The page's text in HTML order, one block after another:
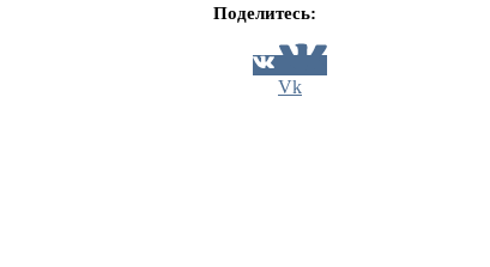
Поделитесь:
Vk